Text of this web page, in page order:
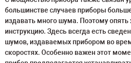
большинстве случаев приборы
издавать много шума. Поэтому опять
инструкцию. Здесь всегда есть
шумов, издаваемых прибором во
скоростях. Особенно важен этот